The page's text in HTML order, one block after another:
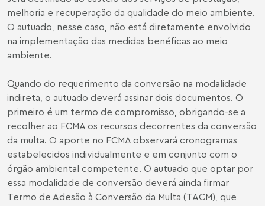
melhoria e recuperação da qualidade do meio ambiente.
O autuado, nesse caso, não está diretamente envolvido
na implementação das medidas benéficas ao meio
ambiente.
Quando do requerimento da conversão na modalidade
indireta, o autuado deverá assinar dois documentos. O
primeiro é um termo de compromisso, obrigando-se a
recolher ao FCMA os recursos decorrentes da conversão
da multa. O aporte no FCMA observará cronogramas
estabelecidos individualmente e em conjunto com o
órgão ambiental competente. O autuado que optar por
essa modalidade de conversão deverá ainda firmar
Termo de Adesão à Conversão da Multa (TACM), que